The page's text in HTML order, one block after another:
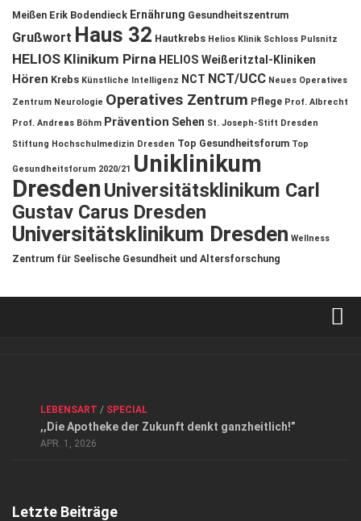
Meißen Erik Bodendieck Ernährung Gesundheitszentrum
Grußwort Haus 32 Hautkrebs Helios Klinik Schloss Pulsnitz
HELIOS Klinikum Pirna HELIOS Weißeritztal-Kliniken
Hören Krebs Künstliche Intelligenz NCT NCT/UCC Neues Operatives
Zentrum Neurologie Operatives Zentrum Pflege Prof. Albrecht
Prof. Andreas Böhm Prävention Sehen St. Joseph-Stift Dresden
Stiftung Hochschulmedizin Dresden Top Gesundheitsforum Top
Gesundheitsforum 2020/21 Uniklinikum
DresdenUniversitätsklinikum Carl
Gustav Carus Dresden
Universitätsklinikum Dresden Wellness
Zentrum für Seelische Gesundheit und Altersforschung
Datenschutzerklärung
Top Magazin Dresden / Ostsachsen
LEBENSART / SPECIAL
,,Die Apotheke der Zukunft denkt ganzheitlich!”
APR. 1, 2026
Letzte Beiträge